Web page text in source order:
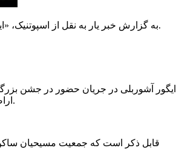
به گزارش خبر یار به نقل از اسپوتنیک، «ایگور آشور بلی» رئیس شورای جمعیت فلسطینیان ارتدکس موسوم به ایبو روز جمعه از افتتاح قریب الوقوع موزه روسیه در اراضی مسیحیان قدس اشغالی خبر داد.
اراضی سرجفسکی برگزار می‌شود. آرشیوهای تاریخی و مدرسه الاحد مرمت و آماده به کار شده است. همچنین کتابخانه جدیدی هم برای فلسطینیان ساخته شده است.
قابل ذکر است که جمعیت مسیحیان